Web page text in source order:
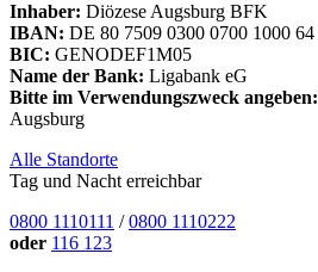
Inhaber: Diözese Augsburg BFK
IBAN: DE 80 7509 0300 0700 1000 64
BIC: GENODEF1M05
Name der Bank: Ligabank eG
Bitte im Verwendungszweck angeben:
Augsburg
Alle Standorte
Tag und Nacht erreichbar
0800 1110111 /0800 1110222
oder 116 123